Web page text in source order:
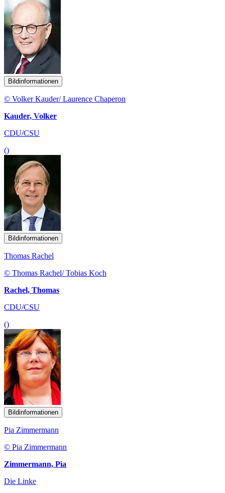
Bildinformationen
© Volker Kauder/ Laurence Chaperon
Kauder, Volker
CDU/CSU
()
Bildinformationen
Thomas Rachel
© Thomas Rachel/ Tobias Koch
Rachel, Thomas
CDU/CSU
()
Bildinformationen
Pia Zimmermann
© Pia Zimmermann
Zimmermann, Pia
Die Linke